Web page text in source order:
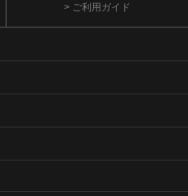
> ご利用ガイド